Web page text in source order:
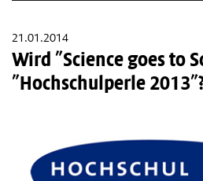
21.01.2014
Wird "Science goes to
"Hochschulperle